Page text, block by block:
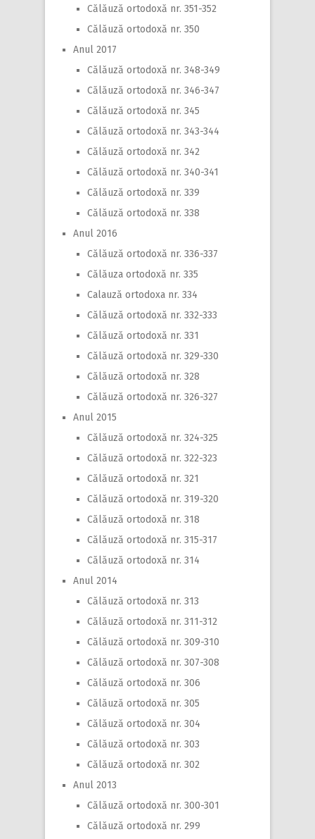
Călăuză ortodoxă nr. 351-352
Călăuză ortodoxă nr. 350
Anul 2017
Călăuză ortodoxă nr. 348-349
Călăuză ortodoxă nr. 346-347
Călăuză ortodoxă nr. 345
Călăuză ortodoxă nr. 343-344
Călăuză ortodoxă nr. 342
Călăuză ortodoxă nr. 340-341
Călăuză ortodoxă nr. 339
Călăuză ortodoxă nr. 338
Anul 2016
Călăuză ortodoxă nr. 336-337
Călăuza ortodoxă nr. 335
Calauză ortodoxa nr. 334
Călăuză ortodoxă nr. 332-333
Călăuză ortodoxă nr. 331
Călăuză ortodoxă nr. 329-330
Călăuză ortodoxă nr. 328
Călăuză ortodoxă nr. 326-327
Anul 2015
Călăuză ortodoxă nr. 324-325
Călăuză ortodoxă nr. 322-323
Călăuză ortodoxă nr. 321
Călăuză ortodoxă nr. 319-320
Călăuză ortodoxă nr. 318
Călăuză ortodoxă nr. 315-317
Călăuză ortodoxă nr. 314
Anul 2014
Călăuză ortodoxă nr. 313
Călăuză ortodoxă nr. 311-312
Călăuză ortodoxă nr. 309-310
Călăuză ortodoxă nr. 307-308
Călăuză ortodoxă nr. 306
Călăuză ortodoxă nr. 305
Călăuză ortodoxă nr. 304
Călăuză ortodoxă nr. 303
Călăuză ortodoxă nr. 302
Anul 2013
Călăuză ortodoxă nr. 300-301
Călăuză ortodoxă nr. 299